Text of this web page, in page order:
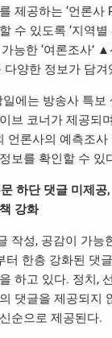
제공하는 ‘언론사
수 있도록 ‘지역
능한 ‘여론조사’
다양한 정보가 담겨
에는 방송사 특보
브 코너가 제공되
언론사의 예측조
보를 확인할 수 있
하단 댓글 미제공
강화
작성, 공감이 가능
터 한층 강화된 댓
하고 있다. 정치,
댓글을 제공되지
순으로 제공된다.